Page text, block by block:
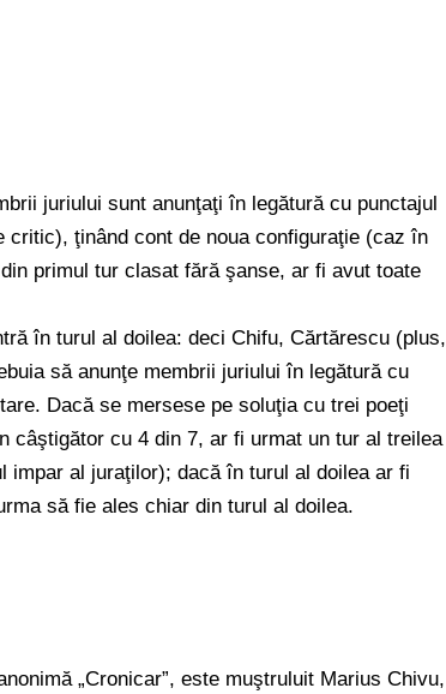
juriului sunt anunţaţi în legătură cu punctajul
ţinând cont de noua configuraţie (caz în
primul tur clasat fără şanse, ar fi avut toate
în turul al doilea: deci Chifu, Cărtărescu (plus,
să anunţe membrii juriului în legătură cu
Dacă se mersese pe soluţia cu trei poeţi
câştigător cu 4 din 7, ar fi urmat un tur al treilea
al juraţilor); dacă în turul al doilea ar fi
să fie ales chiar din turul al doilea.
„Cronicar”, este muştruluit Marius Chivu,